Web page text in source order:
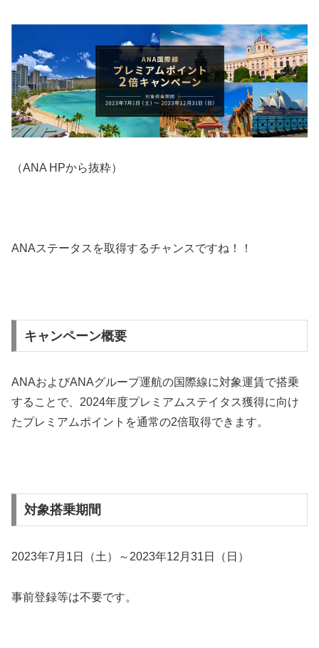
（ANA HPから抜粋）
ANAステータスを取得するチャンスですね！！
キャンペーン概要
ANAおよびANAグループ運航の国際線に対象運賃で搭乗
することで、2024年度プレミアムステイタス獲得に向け
たプレミアムポイントを通常の2倍取得できます。
対象搭乗期間
2023年7月1日（土）～2023年12月31日（日）
事前登録等は不要です。